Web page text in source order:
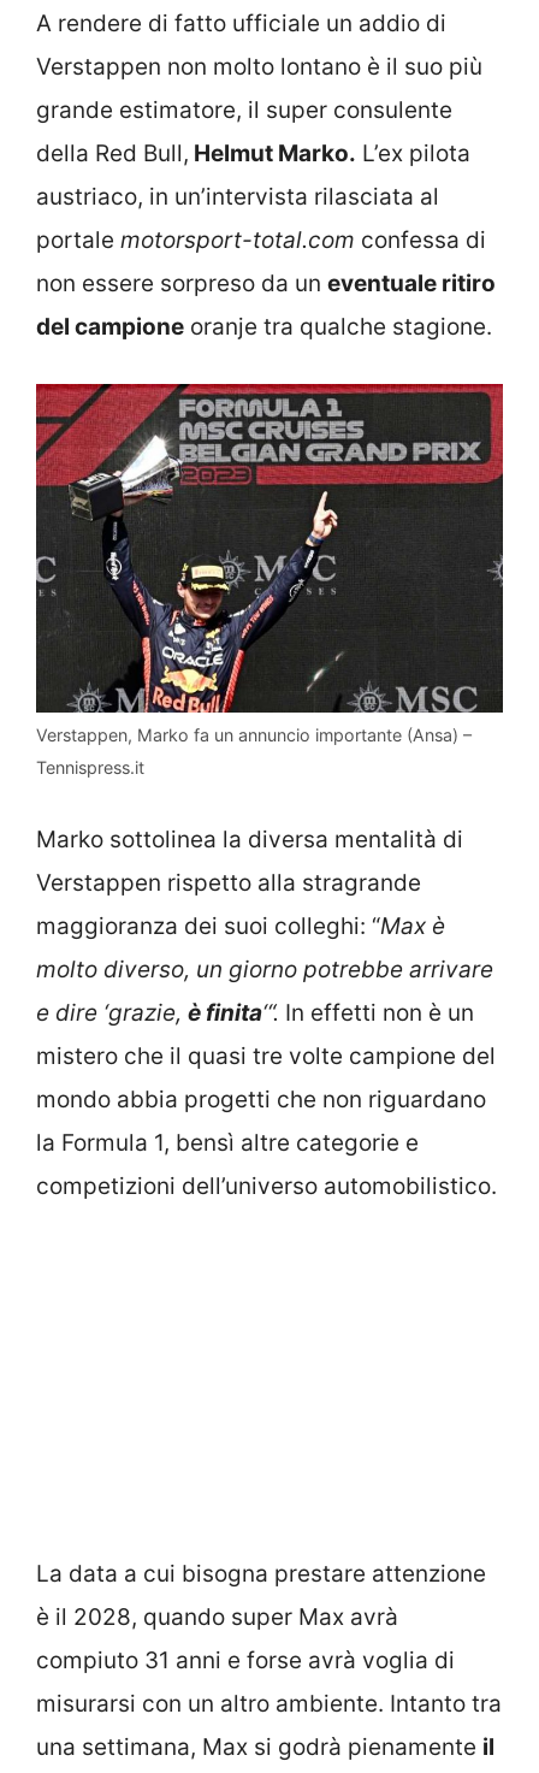
A rendere di fatto ufficiale un addio di
Verstappen non molto lontano è il suo più
grande estimatore, il super consulente
della Red Bull, Helmut Marko. L’ex pilota
austriaco, in un’intervista rilasciata al
portale motorsport-total.com confessa di
non essere sorpreso da un eventuale ritiro
del campione oranje tra qualche stagione.
Verstappen, Marko fa un annuncio importante (Ansa) –
Tennispress.it
Marko sottolinea la diversa mentalità di
Verstappen rispetto alla stragrande
maggioranza dei suoi colleghi: “Max è
molto diverso, un giorno potrebbe arrivare
e dire ‘grazie, è finita‘“. In effetti non è un
mistero che il quasi tre volte campione del
mondo abbia progetti che non riguardano
la Formula 1, bensì altre categorie e
competizioni dell’universo automobilistico.
La data a cui bisogna prestare attenzione
è il 2028, quando super Max avrà
compiuto 31 anni e forse avrà voglia di
misurarsi con un altro ambiente. Intanto tra
una settimana, Max si godrà pienamente il